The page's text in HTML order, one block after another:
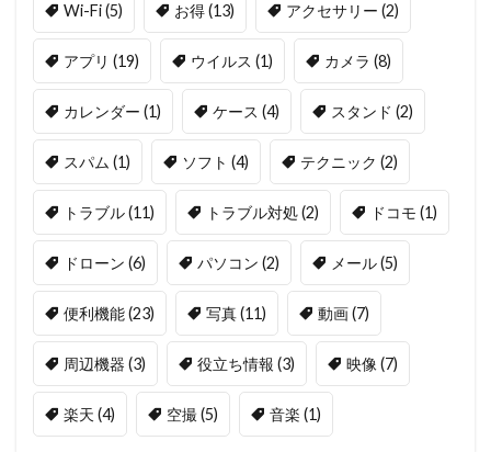
Wi-Fi(5) お得(13) アクセサリー (2)
アプリ (19) ウイルス (1) カメラ (8)
カレンダー (1) ケース (4) スタンド (2)
スパム (1) ソフト (4) テクニック (2)
トラブル(11) トラブル対処(2) ドコモ (1)
ドローン (6) パソコン (2) メール(5)
便利機能(23) 写真(11) 動画(7)
周辺機器 (3) 役立ち情報 (3) 映像 (7)
楽天 (4) 空撮(5) 音楽 (1)